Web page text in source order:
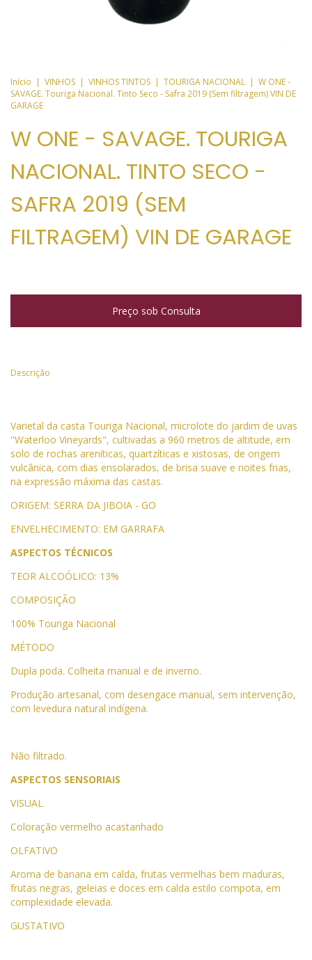
Início | VINHOS | VINHOS TINTOS | TOURIGA NACIONAL | W ONE -
SAVAGE. Touriga Nacional. Tinto Seco - Safra 2019 (Sem filtragem) VIN DE
GARAGE
W ONE - SAVAGE. TOURIGA
NACIONAL. TINTO SECO -
SAFRA 2019 (SEM
FILTRAGEM) VIN DE GARAGE
Descrição
Varietal da casta Touriga Nacional, microlote do jardim de uvas
"Waterloo Vineyards", cultivadas a 960 metros de altitude, em
solo de rochas areníticas, quartzíticas e xistosas, de origem
vulcânica, com dias ensolarados, de brisa suave e noites frias,
na expressão máxima das castas.
ORIGEM: SERRA DA JIBOIA - GO
ENVELHECIMENTO: EM GARRAFA
ASPECTOS TÉCNICOS
TEOR ALCOÓLICO: 13%
COMPOSIÇÃO
100% Touriga Nacional
MÉTODO
Dupla poda. Colheita manual e de inverno.
Produção artesanal, com desengace manual, sem intervenção,
com levedura natural indígena.
Não filtrado.
ASPECTOS SENSORIAIS
VISUAL
Coloração vermelho acastanhado
OLFATIVO
Aroma de banana em calda, frutas vermelhas bem maduras,
frutas negras, geleias e doces em calda estilo compota, em
complexidade elevada.
GUSTATIVO